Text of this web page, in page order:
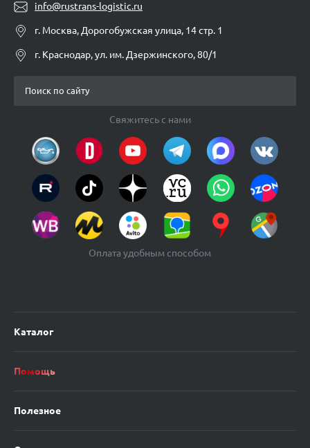
info@rustrans-logistic.ru
г. Москва, Дорогобужская улица, 14 стр. 1
г. Краснодар, ул. им. Дзержинского, 80/1
Каталог
Помощь
Полезное
Свяжитесь с нами
Оплата удобным способом